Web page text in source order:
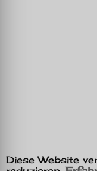
Diese Website